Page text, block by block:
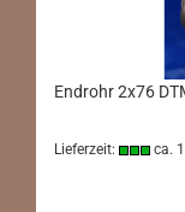
Endrohr 2x76
Lieferzeit: ca.